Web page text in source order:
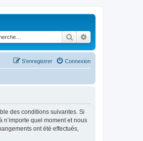
Rechercher
Connexion
S’enregistrer
des conditions suivantes. Si
n’importe quel moment et nous
ont été effectués,